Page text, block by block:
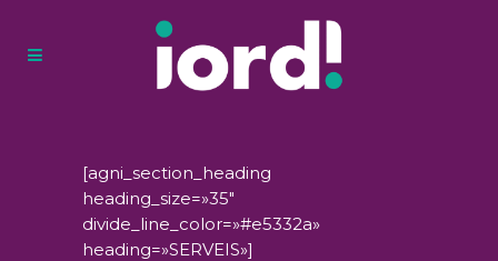
[agni_section_heading
heading_size=»35″
divide_line_color=»#e5332a»
heading=»SERVEIS»]